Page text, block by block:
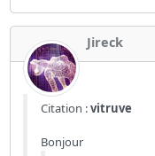
Jireck
Citation :vitruve
Bonjour